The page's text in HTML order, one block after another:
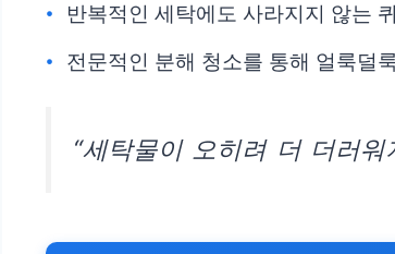
반복적인 세탁에도 사라지지 않는
전문적인 분해 청소를 통해 얼룩덜
“세탁물이 오히려 더 더러